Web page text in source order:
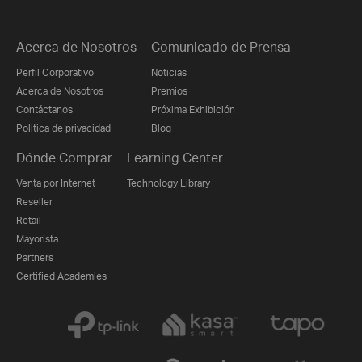
Acerca de Nosotros
Perfil Corporativo
Acerca de Nosotros
Contáctanos
Politica de privacidad
Comunicado de Prensa
Noticias
Premios
Próxima Exhibición
Blog
Dónde Comprar
Venta por Internet
Reseller
Retail
Mayorista
Partners
Certified Academies
Learning Center
Technology Library